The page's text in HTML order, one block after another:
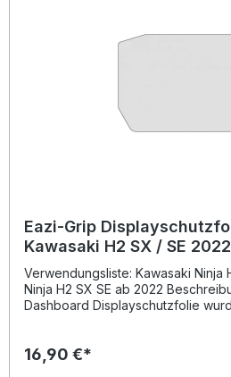
passend für Yamaha YZF-R 125 /
Eazi-Grip
Kawasaki H2 SX / SE
Verwendungsliste: Kawasaki Ninja
Ninja H2 SX SE ab 2022
Dashboard Displayschutzfolie
schützt das empfindliche Display
16,90 €*